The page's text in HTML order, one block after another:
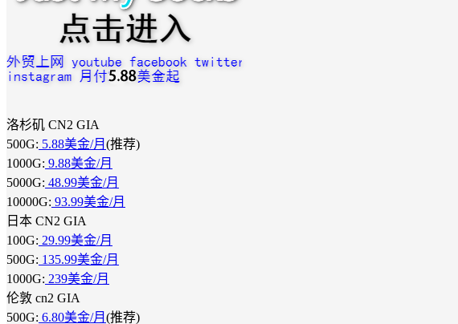
洛杉矶 CN2 GIA
500G: 5.88美金/月 (推荐)
1000G: 9.88美金/月
5000G: 48.99美金/月
10000G: 93.99美金/月
日本 CN2 GIA
100G: 29.99美金/月
500G: 135.99美金/月
1000G: 239美金/月
伦敦 cn2 GIA
500G: 6.80美金/月 (推荐)